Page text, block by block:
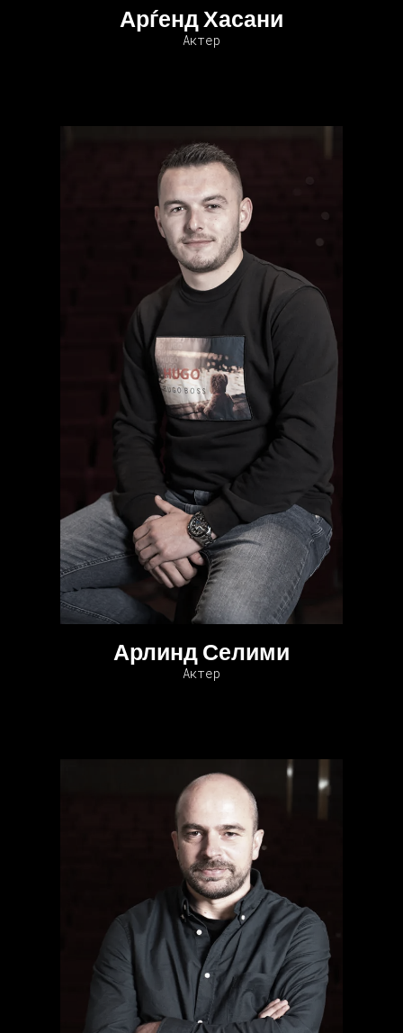
Арѓенд Хасани
Актер
Арлинд Селими
Актер